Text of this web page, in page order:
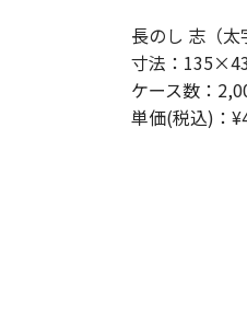
長のし 志（太
寸法：
ケース数：
単価(税込)：